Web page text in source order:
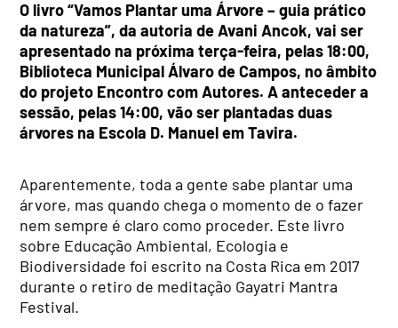
O livro “Vamos Plantar uma Árvore – guia prático
da natureza”, da autoria de Avani Ancok, vai ser
apresentado na próxima terça-feira, pelas 18:00,
Biblioteca Municipal Álvaro de Campos, no âmbito
do projeto Encontro com Autores.A anteceder a
sessão, pelas 14:00, vão ser plantadas duas
árvores na Escola D. Manuel em Tavira.
Aparentemente, toda a gente sabe plantar uma
árvore, mas quando chega o momento de o fazer
nem sempre é claro como proceder. Este livro
sobre Educação Ambiental, Ecologia e
Biodiversidade foi escrito na Costa Rica em 2017
durante o retiro de meditação Gayatri Mantra
Festival.